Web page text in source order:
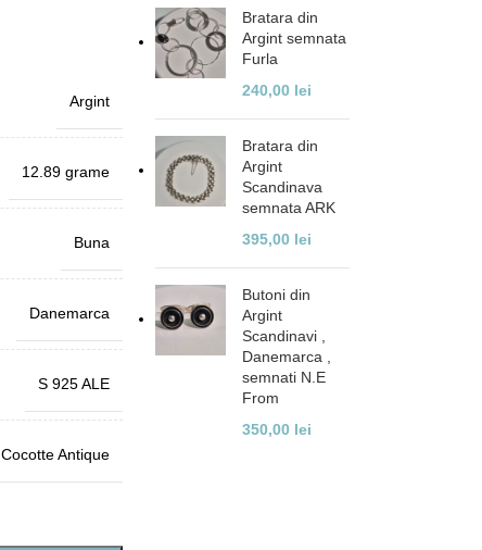
Argint
12.89 grame
Buna
Danemarca
S 925 ALE
Cocotte Antique
Bratara din
Argint semnata
Furla
240,00 lei
Bratara din
Argint
Scandinava
semnata ARK
395,00 lei
Butoni din
Argint
Scandinavi ,
Danemarca ,
semnati N.E
From
350,00 lei